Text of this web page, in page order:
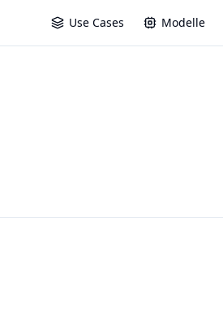
Use Cases Modelle